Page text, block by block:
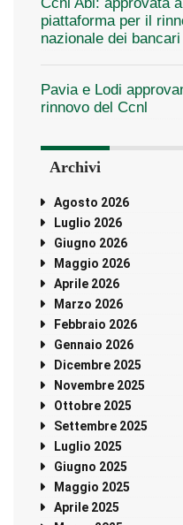
piattaforma per il
nazionale dei bancari
Pavia e Lodi
rinnovo del Ccnl
Archivi
Agosto 2026
Luglio 2026
Giugno 2026
Maggio 2026
Aprile 2026
Marzo 2026
Febbraio 2026
Gennaio 2026
Dicembre 2025
Novembre 2025
Ottobre 2025
Settembre 2025
Luglio 2025
Giugno 2025
Maggio 2025
Aprile 2025